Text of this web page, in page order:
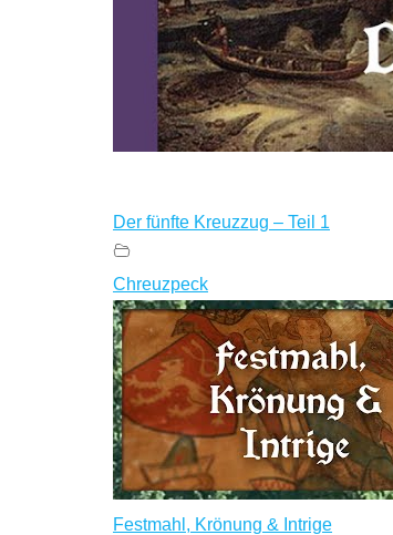
Der fünfte Kreuzzug – Teil 1
Chreuzpeck
Festmahl, Krönung & Intrige